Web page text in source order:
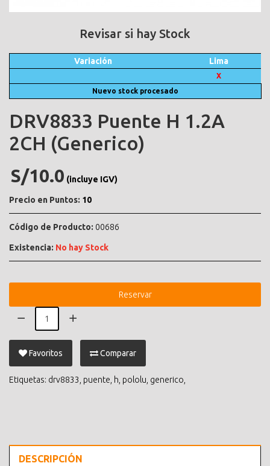
Revisar si hay Stock
Variación Lima
X
Nuevo stock procesado
DRV8833 Puente H 1.2A
2CH (Generico)
S/10.0 (incluye IGV)
Precio en Puntos: 10
Código de Producto: 00686
Existencia: No hay Stock
Reservar
Favoritos Comparar
Etiquetas: drv8833 puente h pololu generico
DESCRIPCIÓN